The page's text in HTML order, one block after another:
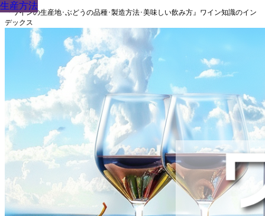
『ワインの生産地･ぶどうの品種･製造方法･美味しい飲み方』ワイン知識のイン
デックス
生産方法
生産方法
生産方法
生産方法
生産方法
生産方法
生産方法
生産方法
生産方法